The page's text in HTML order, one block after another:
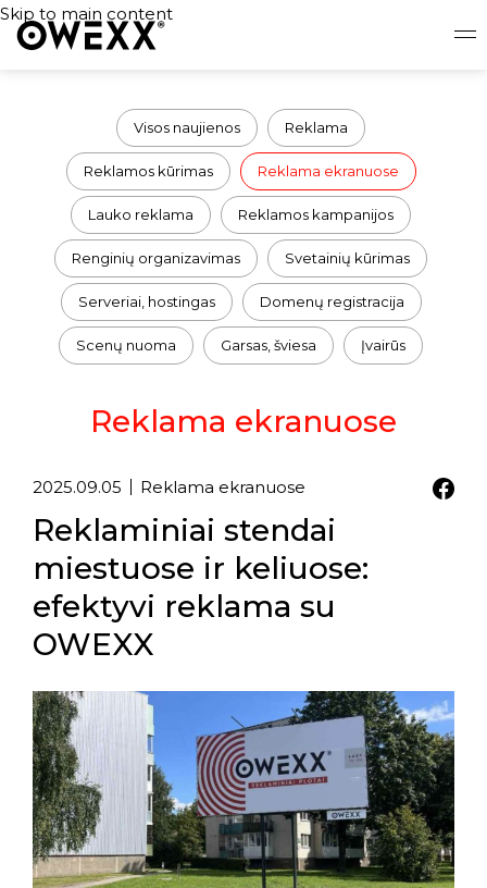
Skip to main content
Visos naujienos Reklama
Reklamos kūrimas Reklama ekranuose
Lauko reklama Reklamos kampanijos
Renginių organizavimas Svetainių kūrimas
Serveriai, hostingas Domenų registracija
Scenų nuoma Garsas, šviesa Įvairūs
Reklama ekranuose
2025.09.05 Reklama ekranuose
Reklaminiai stendai
miestuose ir keliuose:
efektyvi reklama su
OWEXX